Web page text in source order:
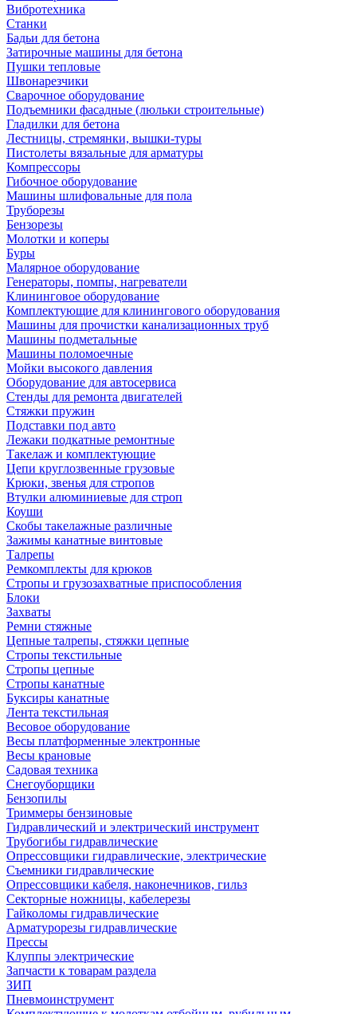
Вибротехника
Станки
Бадьи для бетона
Затирочные машины для бетона
Пушки тепловые
Швонарезчики
Сварочное оборудование
Подъемники фасадные (люльки строительные)
Гладилки для бетона
Лестницы, стремянки, вышки-туры
Пистолеты вязальные для арматуры
Компрессоры
Гибочное оборудование
Машины шлифовальные для пола
Труборезы
Бензорезы
Молотки и коперы
Буры
Малярное оборудование
Генераторы, помпы, нагреватели
Клининговое оборудование
Комплектующие для клинингового оборудования
Машины для прочистки канализационных труб
Машины подметальные
Машины поломоечные
Мойки высокого давления
Оборудование для автосервиса
Стенды для ремонта двигателей
Стяжки пружин
Подставки под авто
Лежаки подкатные ремонтные
Такелаж и комплектующие
Цепи круглозвенные грузовые
Крюки, звенья для стропов
Втулки алюминиевые для строп
Коуши
Скобы такелажные различные
Зажимы канатные винтовые
Талрепы
Ремкомплекты для крюков
Стропы и грузозахватные приспособления
Блоки
Захваты
Ремни стяжные
Цепные талрепы, стяжки цепные
Стропы текстильные
Стропы цепные
Стропы канатные
Буксиры канатные
Лента текстильная
Весовое оборудование
Весы платформенные электронные
Весы крановые
Садовая техника
Снегоуборщики
Бензопилы
Триммеры бензиновые
Гидравлический и электрический инструмент
Трубогибы гидравлические
Опрессовщики гидравлические, электрические
Съемники гидравлические
Опрессовщики кабеля, наконечников, гильз
Секторные ножницы, кабелерезы
Гайколомы гидравлические
Арматурорезы гидравлические
Прессы
Клуппы электрические
Запчасти к товарам раздела
ЗИП
Пневмоинструмент